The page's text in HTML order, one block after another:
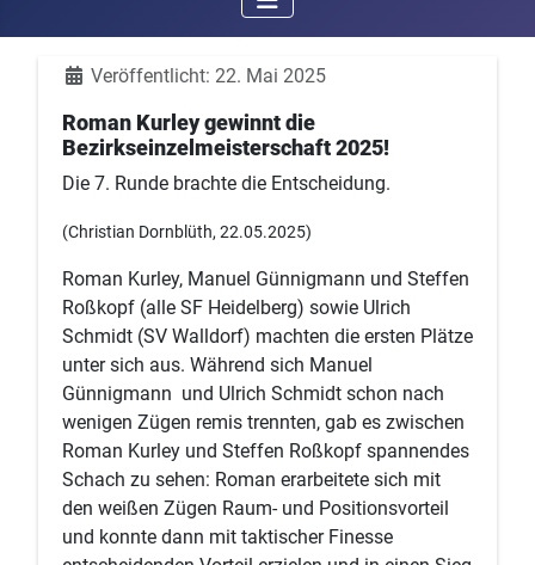
DetailsVeröffentlicht: 22. Mai 2025
Roman Kurley gewinnt die
Bezirkseinzelmeisterschaft 2025!
Die 7. Runde brachte die Entscheidung.
(Christian Dornblüth, 22.05.2025)
Roman Kurley, Manuel Günnigmann und Steffen
Roßkopf (alle SF Heidelberg) sowie Ulrich
Schmidt (SV Walldorf) machten die ersten Plätze
unter sich aus. Während sich Manuel
Günnigmann und Ulrich Schmidt schon nach
wenigen Zügen remis trennten, gab es zwischen
Roman Kurley und Steffen Roßkopf spannendes
Schach zu sehen: Roman erarbeitete sich mit
den weißen Zügen Raum- und Positionsvorteil
und konnte dann mit taktischer Finesse